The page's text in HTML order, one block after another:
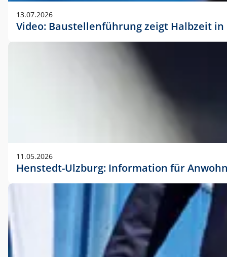
13.07.2026
Video: Baustellenführung zeigt Halbzeit
11.05.2026
Henstedt-Ulzburg: Information für